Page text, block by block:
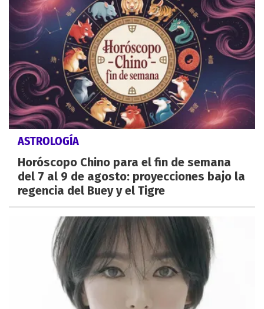
ASTROLOGÍA
Horóscopo Chino para el fin de semana
del 7 al 9 de agosto: proyecciones bajo la
regencia del Buey y el Tigre